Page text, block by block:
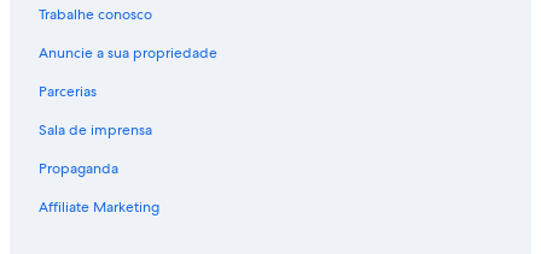
Trabalhe conosco
Anuncie a sua propriedade
Parcerias
Sala de imprensa
Propaganda
Affiliate Marketing